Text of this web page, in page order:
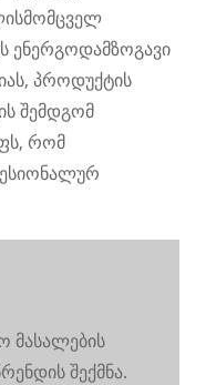
ენერგოდამზოგავი
პროდუქტის
შემდგომ
რომ
მასალების
შექმნა.